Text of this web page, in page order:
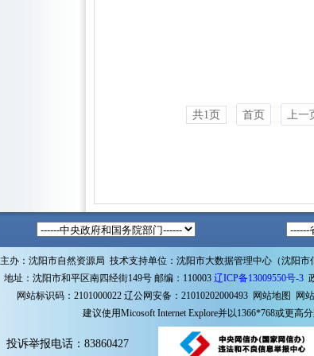
共1页 首页 上一
主办：沈阳市自然资源局 技术支持单位：沈阳市大数据管理中心（沈阳市
地址：沈阳市和平区南四经街149号 邮编：110003 辽ICP备13009550号-3
网站标识码：2101000022 辽公网安备：21010202000493 网站地图
网
建议使用Micosoft Internet Explore并以1366*768或更高
投诉举报电话：83860427